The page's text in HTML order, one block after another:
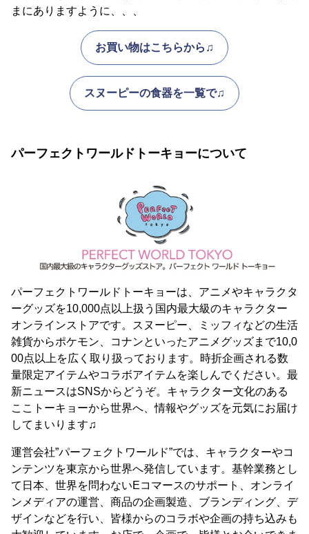
まにありますように、、、
お買い物はこちらから♫
スヌーピーの食器を一覧で♫
パーフェクトワールドトーキョーについて
パーフェクトワールドトーキョーは、アニメやキャラクタ
ーグッズを10,000点以上扱う国内最大級のキャラクター
オンラインストアです。スヌーピー、ミッフィなどの生活
雑貨からポケモン、コナンといったアニメグッズまで10,0
00点以上を広く取り扱っております。時折企画される数
量限定アイテムやコラボアイテムを楽しんでください。最
新ニュースはSNSからどうぞ。キャラクター文化のある
ここトーキョーから世界へ、情報やグッズを元気にお届け
してまいります♫
運営会社”パーフェクトワールド”では、キャラクターやコ
ンテンツを東京から世界へ発信しています。基幹業務とし
て日本、世界を問わないEコマースのサポート、オンライ
ンメディアの運営、商品の企画製造、ブランディング、デ
ザインなどを行い、皆様からのコラボや企画の持ち込みも